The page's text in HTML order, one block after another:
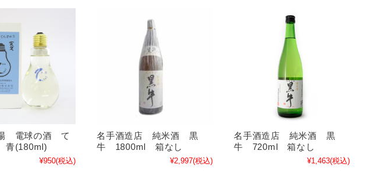
電球の酒 て
青(180ml)
¥950(税込)
名手酒造店 純米酒 黒
牛 1800ml 箱なし
¥2,997(税込)
名手酒造店 純米酒 黒
牛 720ml 箱なし
¥1,463(税込)